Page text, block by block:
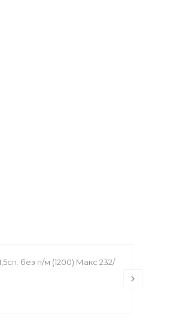
без п/м (1200) Макс 232/